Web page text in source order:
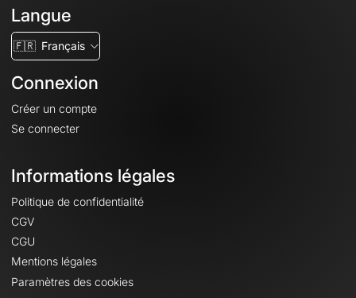
Langue
🇫🇷 Français
Connexion
Créer un compte
Se connecter
Informations légales
Politique de confidentialité
CGV
CGU
Mentions légales
Paramètres des cookies